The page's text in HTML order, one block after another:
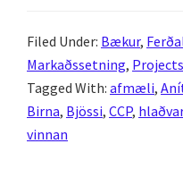
Filed Under: Bækur,
Markaðssetning, Projects
Tagged With: afmæli,
Birna, Bjössi, CCP,
vinnan